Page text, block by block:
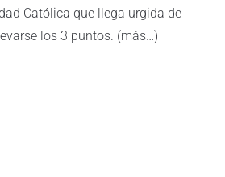
Católica que llega urgida de
los 3 puntos. (más…)